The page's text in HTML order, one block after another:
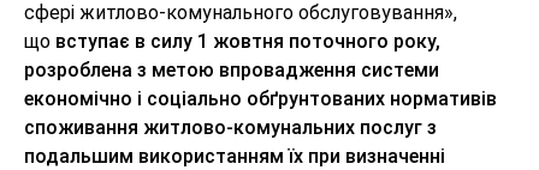
сфері житлово-комунального обслуговування»,
що вступає в силу 1 жовтня поточного року,
розроблена з метою впровадження системи
економічно і соціально обґрунтованих нормативів
споживання житлово-комунальних послуг з
подальшим використанням їх при визначенні